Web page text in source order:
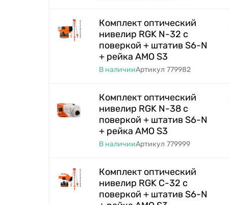
Комплект оптический
нивелир RGK N-32 с
поверкой + штатив S6-N
+ рейка AMO S3
В наличииАртикул 779982
Комплект оптический
нивелир RGK N-38 с
поверкой + штатив S6-N
+ рейка AMO S3
В наличииАртикул 779999
Комплект оптический
нивелир RGK C-32 с
поверкой + штатив S6-N